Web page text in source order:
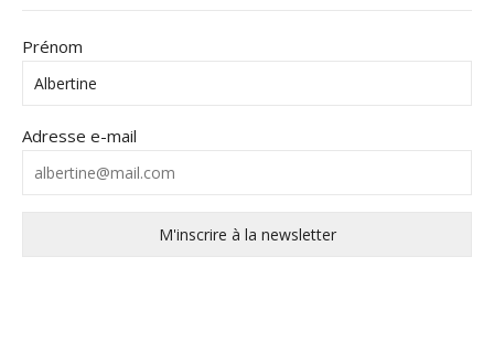
Prénom
Adresse e-mail